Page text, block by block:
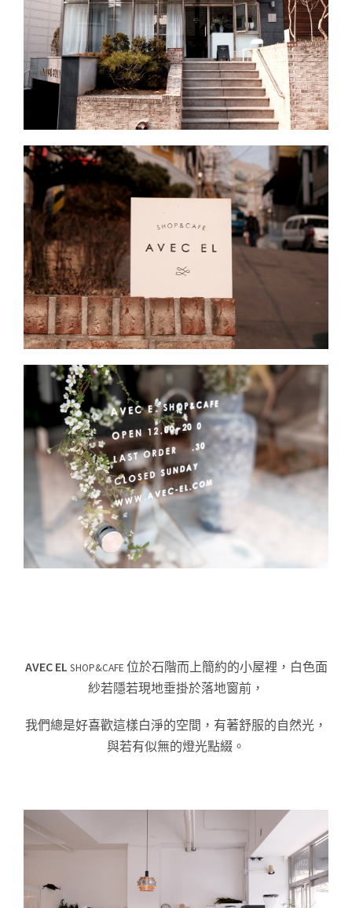
AVEC EL SHOP&CAFE 位於石階而上簡約的小屋裡，白色面
紗若隱若現地垂掛於落地窗前，
我們總是好喜歡這樣白淨的空間，有著舒服的自然光，
與若有似無的燈光點綴。